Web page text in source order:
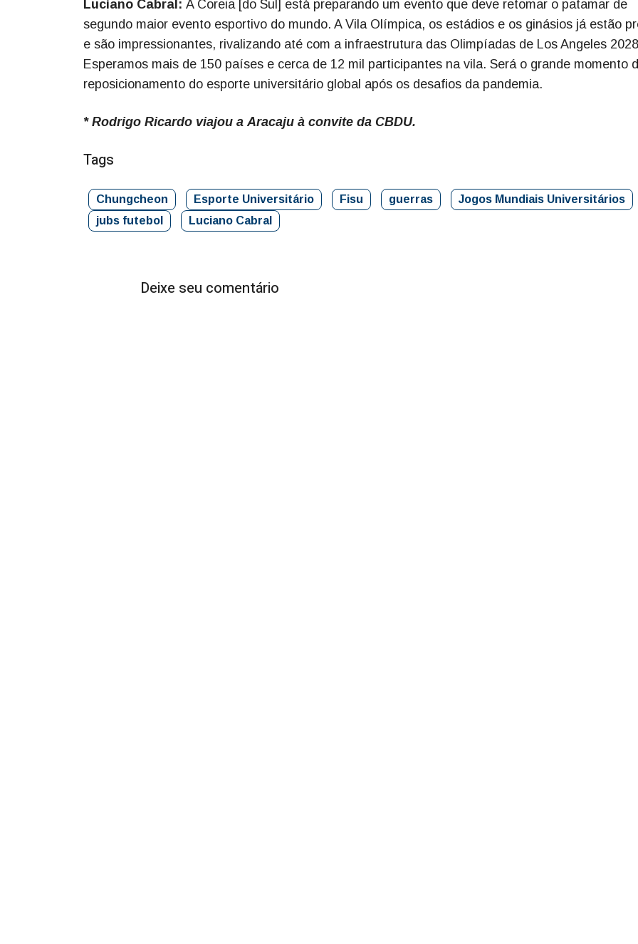
Luciano Cabral: A Coreia [do Sul] está preparando um evento que deve retomar o patamar de
segundo maior evento esportivo do mundo. A Vila Olímpica, os estádios e os ginásios já estão
e são impressionantes, rivalizando até com a infraestrutura das Olimpíadas de Los Angeles
Esperamos mais de 150 países e cerca de 12 mil participantes na vila. Será o grande momento
reposicionamento do esporte universitário global após os desafios da pandemia.
* Rodrigo Ricardo viajou a Aracaju à convite da CBDU.
Tags
Chungcheon Esporte Universitário Fisu guerras
Jogos Mundiais Universitários
jubs futebol
Luciano Cabral
Deixe seu comentário